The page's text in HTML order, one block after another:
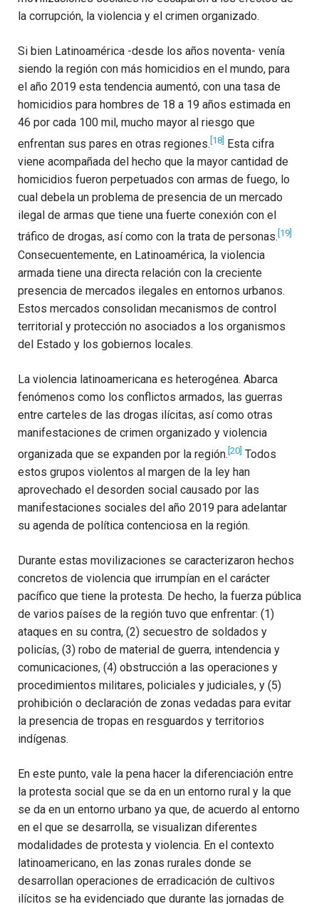
la corrupción, la violencia y el crimen organizado.
Si bien Latinoamérica -desde los años noventa- venía
siendo la región con más homicidios en el mundo, para
el año 2019 esta tendencia aumentó, con una tasa de
homicidios para hombres de 18 a 19 años estimada en
46 por cada 100 mil, mucho mayor al riesgo que
enfrentan sus pares en otras regiones. [18]
Esta cifra
viene acompañada del hecho que la mayor cantidad de
homicidios fueron perpetuados con armas de fuego, lo
cual debela un problema de presencia de un mercado
ilegal de armas que tiene una fuerte conexión con el
tráfico de drogas, así como con la trata de personas. [19]
Consecuentemente, en Latinoamérica, la violencia
armada tiene una directa relación con la creciente
presencia de mercados ilegales en entornos urbanos.
Estos mercados consolidan mecanismos de control
territorial y protección no asociados a los organismos
del Estado y los gobiernos locales.
La violencia latinoamericana es heterogénea. Abarca
fenómenos como los conflictos armados, las guerras
entre carteles de las drogas ilícitas, así como otras
manifestaciones de crimen organizado y violencia
organizada que se expanden por la región. [20] Todos
estos grupos violentos al margen de la ley han
aprovechado el desorden social causado por las
manifestaciones sociales del año 2019 para adelantar
su agenda de política contenciosa en la región.
Durante estas movilizaciones se caracterizaron hechos
concretos de violencia que irrumpían en el carácter
pacífico que tiene la protesta. De hecho, la fuerza pública
de varios países de la región tuvo que enfrentar: (1)
ataques en su contra, (2) secuestro de soldados y
policías, (3) robo de material de guerra, intendencia y
comunicaciones, (4) obstrucción a las operaciones y
procedimientos militares, policiales y judiciales, y (5)
prohibición o declaración de zonas vedadas para evitar
la presencia de tropas en resguardos y territorios
indígenas.
En este punto, vale la pena hacer la diferenciación entre
la protesta social que se da en un entorno rural y la que
se da en un entorno urbano ya que, de acuerdo al entorno
en el que se desarrolla, se visualizan diferentes
modalidades de protesta y violencia. En el contexto
latinoamericano, en las zonas rurales donde se
desarrollan operaciones de erradicación de cultivos
ilícitos se ha evidenciado que durante las jornadas de